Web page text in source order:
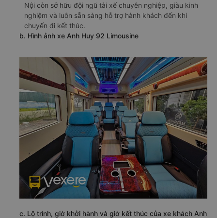
Nội còn sở hữu đội ngũ tài xế chuyên nghiệp, giàu kinh
nghiệm và luôn sẵn sàng hỗ trợ hành khách đến khi
chuyến đi kết thúc.
b. Hình ảnh xe Anh Huy 92 Limousine
c. Lộ trình, giờ khởi hành và giờ kết thúc của xe khách Anh